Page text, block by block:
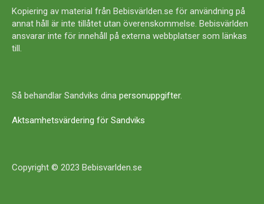
Kopiering av material från Bebisvärlden.se för användning på
annat håll är inte tillåtet utan överenskommelse. Bebisvärlden
ansvarar inte för innehåll på externa webbplatser som länkas
till.
Så behandlar Sandviks dina personuppgifter.
Aktsamhetsvärdering för Sandviks
Copyright © 2023 Bebisvarlden.se